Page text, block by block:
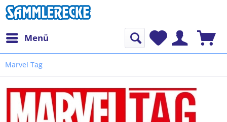
Menü
Marvel Tag